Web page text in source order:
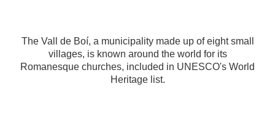
The Vall de Boí, a municipality made up of eight small
villages, is known around the world for its
Romanesque churches, included in UNESCO's World
Heritage list.